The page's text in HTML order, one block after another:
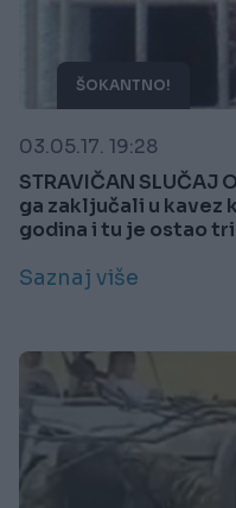
ŠOKANTNO!
03.05.17. 19:28
STRAVIČAN SLUČAJ
ga zaključali u kavez
godina i tu je ostao
Saznaj više